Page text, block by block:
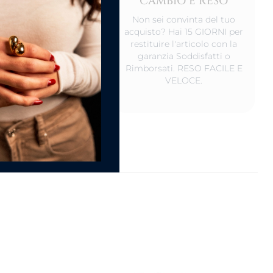
PRODOTTO
in un luogo
al riparo da luce
Va bene anche
scatolino.
Non sei convinta del tuo
acquisto? Hai 15 GIORNI per
restituire l'articolo con la
garanzia Soddisfatti o
Rimborsati. RESO FACILE E
VELOCE.